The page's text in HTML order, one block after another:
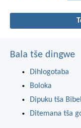
Bala tše dingwe
Dihlogotaba
Boloka
Dipuku tša
Ditemana tša